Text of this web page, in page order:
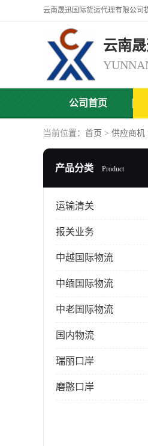
云南
公司首页
当前位置： 首页 > 供应商机
产品分类 Product
运输清关
报关业务
中越国际物流
中缅国际物流
中老国际物流
国内物流
瑞丽口岸
磨憨口岸